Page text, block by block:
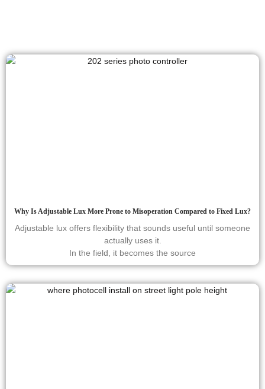
Why Is Adjustable Lux More Prone to Misoperation Compared to Fixed Lux?
Adjustable lux offers flexibility that sounds useful until someone
actually uses it.
In the field, it becomes the source